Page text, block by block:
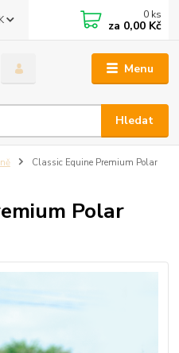
Menu
Hledat
0 ks
za 0,00 Kč
Classic Equine Premium Polar
Polar